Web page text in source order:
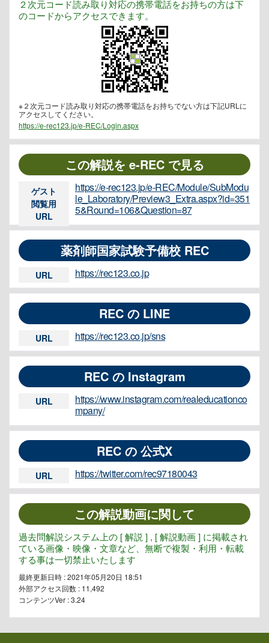
２次元コード読み取り対応の携帯電話をお持ちの方は下
のコードからアクセスできます。
※２次元コード読み取り対応の携帯電話をお持ちでない方は下記URLに
アクセスしてください。
https://e-rec123.jp/e-REC/Login.aspx
この解説を e-REC で見る
ゲスト
閲覧用
URL
https://e-rec123.jp/e-REC/Module/SubModu
le_Laboratory/Preview3_Extra.aspx?id=351
5&Round=106&Question=87
薬剤師国家試験予備校 REC
URL https://rec123.co.jp
REC の LINE
URL https://rec123.co.jp/sns
REC の Instagram
URL
https://www.instagram.com/realeducationco
mpany/
REC の 公式X
URL https://twitter.com/rec97180043
この解説動画に関して
過去問解説システム上の [ 解説 ] , [ 解説動画 ] に掲載され
ている画像・映像・文章など、無断で複製・利用・転載
する事は一切禁止いたします
最終更新日時 : 2021年05月20日 18:51
外部アクセス回数 : 11,492
コンテンツVer : 3.24